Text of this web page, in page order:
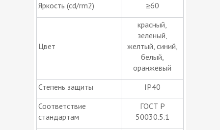
Яркость (cd/rm2)
≥60
Цвет
красный,
зеленый,
желтый, синий,
белый,
оранжевый
Степень защиты
IP40
Соответствие
стандартам
ГОСТ Р
50030.5.1